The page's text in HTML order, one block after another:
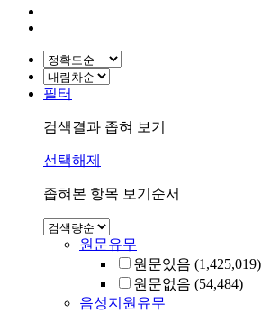
필터
검색결과 좁혀 보기
선택해제
좁혀본 항목 보기순서
원문유무
원문있음 (1,425,019)
원문없음 (54,484)
음성지원유무